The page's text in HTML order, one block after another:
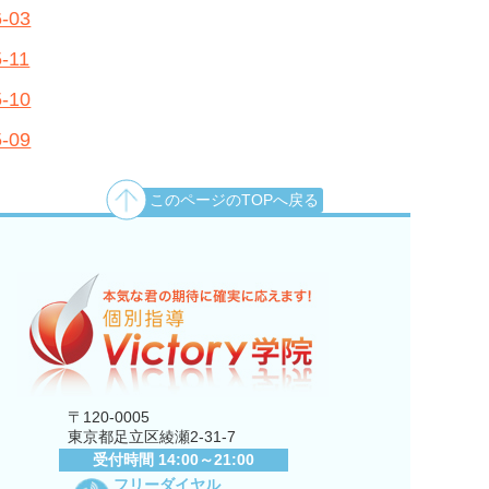
03
11
10
09
このページのTOPへ戻る
〒120-0005
東京都足立区綾瀬2-31-7
受付時間 14:00～21:00
フリーダイヤル